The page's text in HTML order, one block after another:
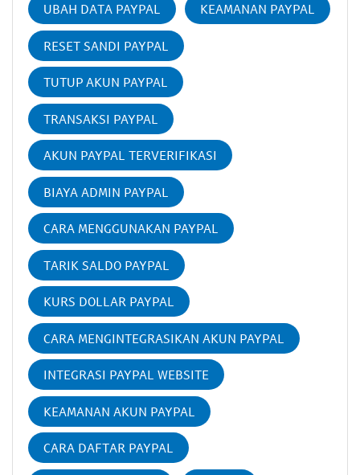
UBAH DATA PAYPAL KEAMANAN PAYPAL
RESET SANDI PAYPAL
TUTUP AKUN PAYPAL
TRANSAKSI PAYPAL
AKUN PAYPAL TERVERIFIKASI
BIAYA ADMIN PAYPAL
CARA MENGGUNAKAN PAYPAL
TARIK SALDO PAYPAL
KURS DOLLAR PAYPAL
CARA MENGINTEGRASIKAN AKUN PAYPAL
INTEGRASI PAYPAL WEBSITE
KEAMANAN AKUN PAYPAL
CARA DAFTAR PAYPAL